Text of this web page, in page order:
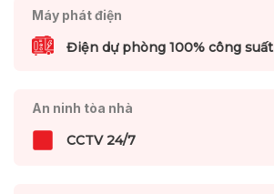
Máy phát điện
Điện dự phòng 100% công suất
An ninh tòa nhà
CCTV 24/7